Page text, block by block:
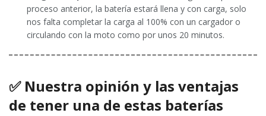
proceso anterior, la batería estará llena y con carga, solo
nos falta completar la carga al 100% con un cargador o
circulando con la moto como por unos 20 minutos.
✅ Nuestra opinión y las ventajas
de tener una de estas baterías